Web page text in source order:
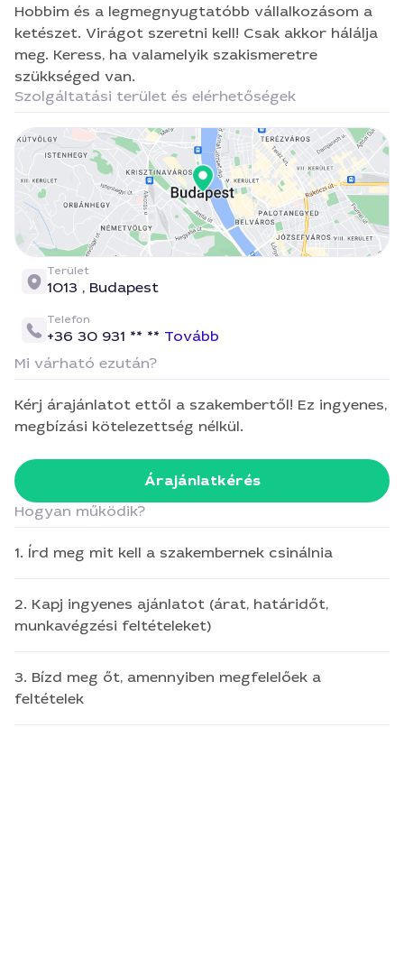
Hobbim és a legmegnyugtatóbb vállalkozásom a
ketészet. Virágot szeretni kell! Csak akkor hálálja
meg. Keress, ha valamelyik szakismeretre
szükkséged van.
Szolgáltatási terület és elérhetőségek
Terület
1013 , Budapest
Telefon
+36 30 931 ** ** Tovább
Mi várható ezután?
Kérj árajánlatot ettől a szakembertől! Ez ingyenes,
megbízási kötelezettség nélkül.
Árajánlatkérés
Hogyan működik?
1. Írd meg mit kell a szakembernek csinálnia
2. Kapj ingyenes ajánlatot (árat, határidőt,
munkavégzési feltételeket)
3. Bízd meg őt, amennyiben megfelelőek a
feltételek